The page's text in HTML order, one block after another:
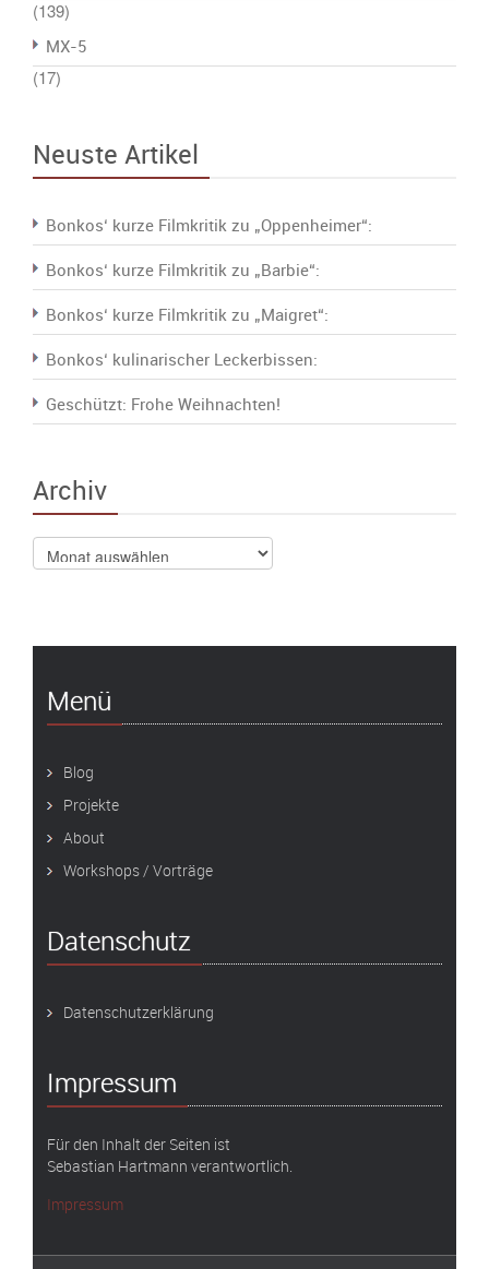
(139)
MX-5
(17)
Neuste Artikel
Bonkos‘ kurze Filmkritik zu „Oppenheimer“:
Bonkos‘ kurze Filmkritik zu „Barbie“:
Bonkos‘ kurze Filmkritik zu „Maigret“:
Bonkos‘ kulinarischer Leckerbissen:
Geschützt: Frohe Weihnachten!
Archiv
Archiv
Menü
Blog
Projekte
About
Workshops / Vorträge
Datenschutz
Datenschutzerklärung
Impressum
Für den Inhalt der Seiten ist
Sebastian Hartmann verantwortlich.
Impressum